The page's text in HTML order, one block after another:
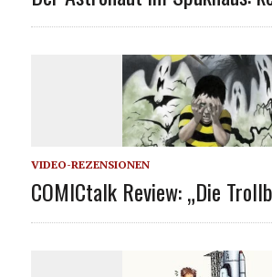
VIDEO-REZENSIONEN
COMICtalk Review: „Die